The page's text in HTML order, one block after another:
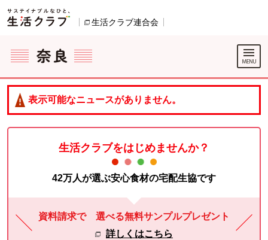
ページの先頭です。
生活クラブ連合会
ここからサイト内共通メニューです。
サイト内共通メニューをスキップする
サイト内共通メニューここまで。
表示可能なニュースがありません。
生活クラブをはじめませんか？
42万人が選ぶ安心食材の宅配生協です
資料請求で 選べる無料サンプルプレゼント
詳しくはこちら